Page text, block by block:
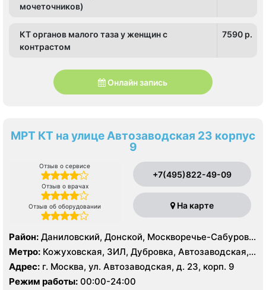
мочеточников)
КТ органов малого таза у женщин с
контрастом
7590 p.
Онлайн запись
МРТ КТ на улице Автозаводская 23 корпус
9
Отзыв о сервисе
Отзыв о врачах
Отзыв об оборудовании
+7(495)822-49-09
На карте
Район: Даниловский, Донской, Москворечье-Сабурово,
Нагатино-Садовники, Нагатинский Затон, Нагорный
Метро: Кожуховская, ЗИЛ, Дубровка, Автозаводская,
Нагатинская, Технопарк, Тульская, Угрешская
Адрес: г. Москва, ул. Автозаводская, д. 23, корп. 9
Режим работы: 00:00-24:00